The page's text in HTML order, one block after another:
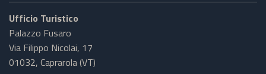
Ufficio Turistico
Palazzo Fusaro
Via Filippo Nicolai, 17
01032, Caprarola (VT)